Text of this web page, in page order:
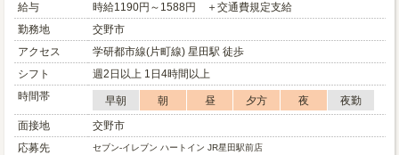
給与
時給1190円～1588円 ＋交通費規定支給
勤務地
交野市
アクセス
学研都市線(片町線) 星田駅 徒歩
シフト
週2日以上 1日4時間以上
時間帯
早朝 朝 昼 夕方 夜
夜勤
面接地
交野市
応募先
セブン-イレブン ハートイン JR星田駅前店